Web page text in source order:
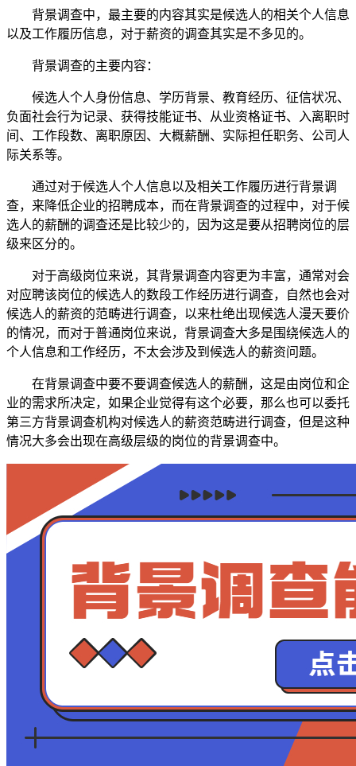
背景调查中，最主要的内容其实是候选人的相关个人信息
以及工作履历信息，对于薪资的调查其实是不多见的。
背景调查的主要内容：
候选人个人身份信息、学历背景、教育经历、征信状况、
负面社会行为记录、获得技能证书、从业资格证书、入离职时
间、工作段数、离职原因、大概薪酬、实际担任职务、公司人
际关系等。
通过对于候选人个人信息以及相关工作履历进行背景调
查，来降低企业的招聘成本，而在背景调查的过程中，对于候
选人的薪酬的调查还是比较少的，因为这是要从招聘岗位的层
级来区分的。
对于高级岗位来说，其背景调查内容更为丰富，通常对会
对应聘该岗位的候选人的数段工作经历进行调查，自然也会对
候选人的薪资的范畴进行调查，以来杜绝出现候选人漫天要价
的情况，而对于普通岗位来说，背景调查大多是围绕候选人的
个人信息和工作经历，不太会涉及到候选人的薪资问题。
在背景调查中要不要调查候选人的薪酬，这是由岗位和企
业的需求所决定，如果企业觉得有这个必要，那么也可以委托
第三方背景调查机构对候选人的薪资范畴进行调查，但是这种
情况大多会出现在高级层级的岗位的背景调查中。